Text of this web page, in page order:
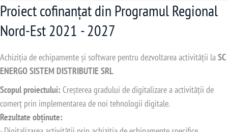
Proiect cofinanțat din Programul Regional
Nord-Est 2021 - 2027
Achiziția de echipamente și software pentru dezvoltarea activității laSC
ENERGO SISTEM DISTRIBUTIE SRL
Scopul proiectului: Creșterea gradului de digitalizare a activității de
comerț prin implementarea de noi tehnologii digitale.
Rezultate obținute: